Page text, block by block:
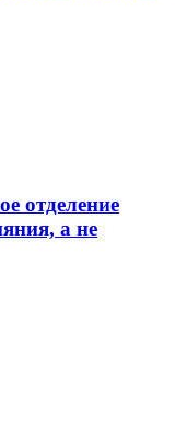
отделение
а не